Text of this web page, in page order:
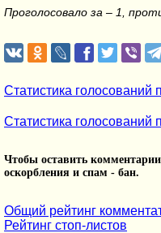
Проголосовало за – 1,
Статистика голосований
Статистика голосований
Чтобы оставить
оскорбления и спам - бан.
Общий рейтинг
Рейтинг стоп-листов